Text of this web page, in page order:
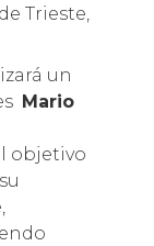
Trieste,
un
Mario
objetivo